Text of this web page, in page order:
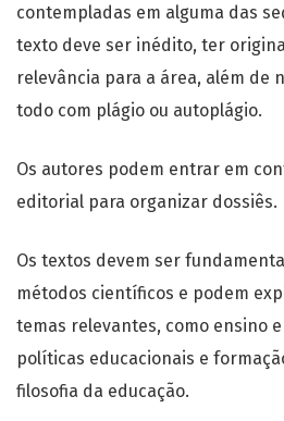
contempladas em alguma das
texto deve ser inédito, ter
relevância para a área, além de
todo com plágio ou autoplágio.
Os autores podem entrar em
editorial para organizar dossiês.
Os textos devem ser
métodos científicos e podem
temas relevantes, como ensino
políticas educacionais e
filosofia da educação.